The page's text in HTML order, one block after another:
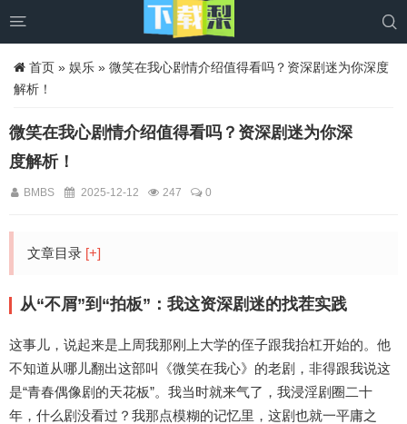
 
首页 » 娱乐 » 微笑在我心剧情介绍值得看吗？资深剧迷为你深度
解析！
微笑在我心剧情介绍值得看吗？资深剧迷为你深
度解析！
BMBS 2025-12-12 247 0
文章目录 [+]
从“不屑”到“拍板”：我这资深剧迷的找茬实践
这事儿，说起来是上周我那刚上大学的侄子跟我抬杠开始的。他
不知道从哪儿翻出这部叫《微笑在我心》的老剧，非得跟我说这
是“青春偶像剧的天花板”。我当时就来气了，我浸淫剧圈二十
年，什么剧没看过？我那点模糊的记忆里，这剧也就一平庸之